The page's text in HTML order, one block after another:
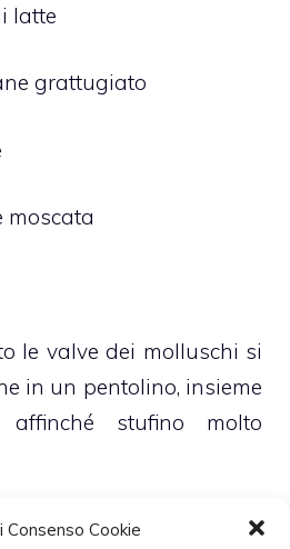
Consenso Cookie
latte
grattugiato
moscata
le valve dei molluschi si
in un pentolino, insieme
stufino molto
sciogliere il burro con il